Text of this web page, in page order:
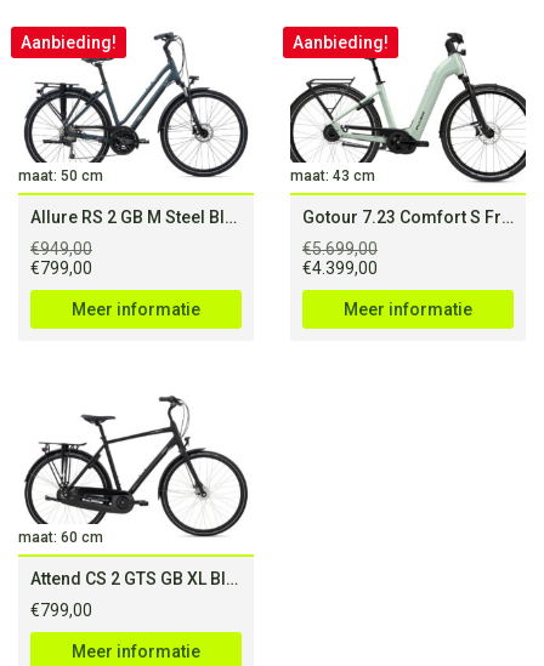
maat: 50 cm
Aanbieding!
Allure RS 2 GB M Steel Blue
€949,00
Oorspronkelijke
prijs
€949,00.
€799,00
prijs
is:
€799,00.
Meer informatie
maat: 43 cm
Aanbieding!
Gotour 7.23 Comfort S Frosty Sage (750Wh)
€5.699,00
Oorspronkelijke
prijs
€5.699,00.
€4.399,00
prijs
is:
€4.399,00.
Meer informatie
maat: 60 cm
Attend CS 2 GTS GB XL Black
€799,00
Meer informatie